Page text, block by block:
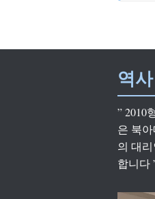
역사
” 2010
은 북
의 대
합니다